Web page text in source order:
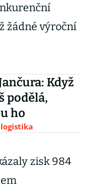
žádné výroční
Když
podělá,
ho
zisk 984